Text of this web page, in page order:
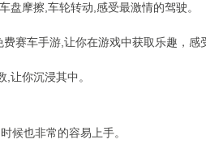
盘摩擦,车轮转动,感受最激情的驾驶。
赛车手游,让你在游戏中获取乐趣，感
让你沉浸其中。
候也非常的容易上手。